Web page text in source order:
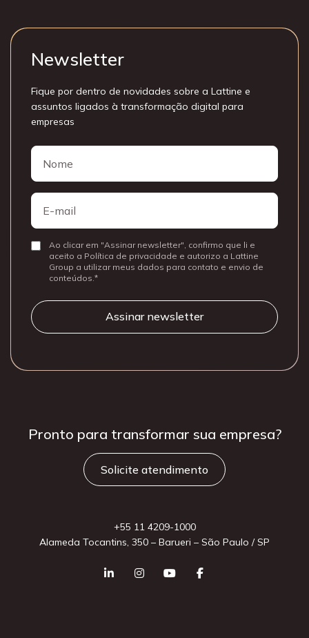
Newsletter
Fique por dentro de novidades sobre a Lattine e
assuntos ligados à transformação digital para
empresas
Nome
E-
mail
ConsentirAo clicar em "Assinar newsletter", confirmo que li e
aceito a Política de privacidade e autorizo a Lattine
Group a utilizar meus dados para contato e envio de
conteúdos.
Pronto para transformar sua empresa?
Solicite atendimento
+55 11 4209-1000
Alameda Tocantins, 350 – Barueri – São Paulo / SP